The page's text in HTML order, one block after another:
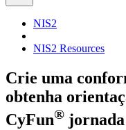
NIS2
NIS2 Resources
Crie uma
obtenha
CyFun® jornada